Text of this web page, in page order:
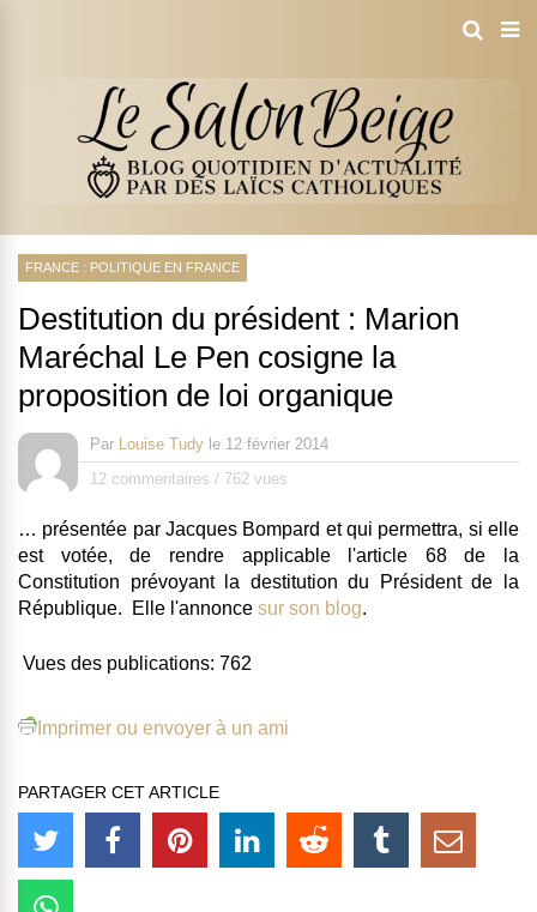
FRANCE : POLITIQUE EN FRANCE
Destitution du président : Marion
Maréchal Le Pen cosigne la
proposition de loi organique
Par Louise Tudy le 12 février 2014
12 commentaires / 762 vues
… présentée par Jacques Bompard et qui permettra, si elle
est votée, de rendre applicable l'article 68 de la
Constitution prévoyant la destitution du Président de la
République. Elle l'annonce sur son blog.
Vues des publications: 762
Imprimer ou envoyer à un ami
PARTAGER CET ARTICLE